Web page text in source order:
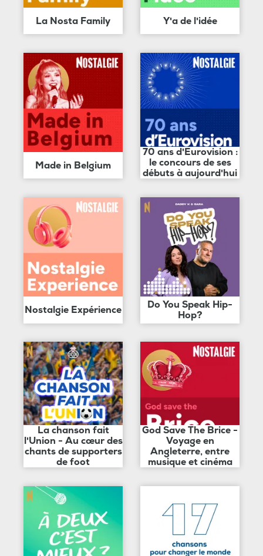
La Nosta Family Y'a de l'idée
Made in Belgium
70 ans d'Eurovision :
le concours de ses
débuts à aujourd'hui
Nostalgie Expérience
Do You Speak Hip-
Hop?
La chanson fait
l'Union - Au cœur des
chants de supporters
de foot
God Save The Brice -
Voyage en
Angleterre, entre
musique et cinéma